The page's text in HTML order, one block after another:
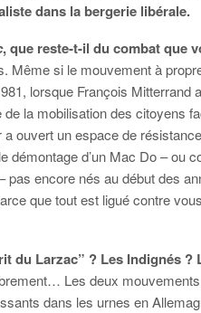
dans la bergerie libérale.
, que reste-t-il du combat que
Même si le mouvement à
lorsque François Mitterrand
la mobilisation des citoyens
ouvert un espace de
démontage d’un Mac Do – ou
pas encore nés au début des
que tout est ligué contre
du Larzac” ? Les Indignés ?
Les deux
dans les urnes en